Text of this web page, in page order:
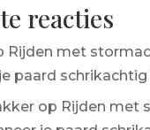
reacties
Rijden met
paard schrikachtig
op Rijden met